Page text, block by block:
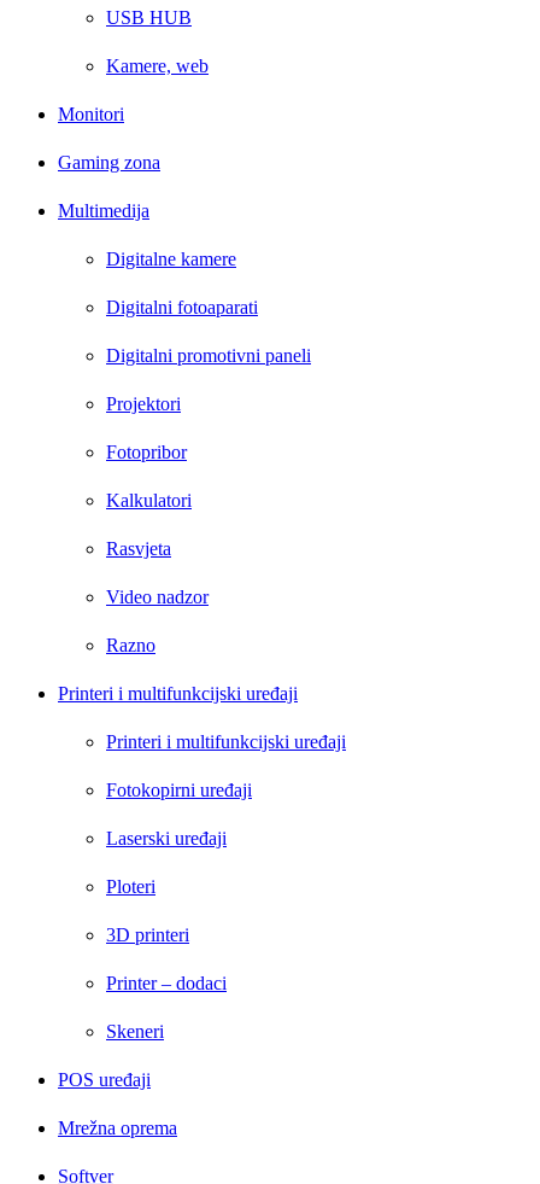
USB HUB
Kamere, web
Monitori
Gaming zona
Multimedija
Digitalne kamere
Digitalni fotoaparati
Digitalni promotivni paneli
Projektori
Fotopribor
Kalkulatori
Rasvjeta
Video nadzor
Razno
Printeri i multifunkcijski uređaji
Printeri i multifunkcijski uređaji
Fotokopirni uređaji
Laserski uređaji
Ploteri
3D printeri
Printer – dodaci
Skeneri
POS uređaji
Mrežna oprema
Softver